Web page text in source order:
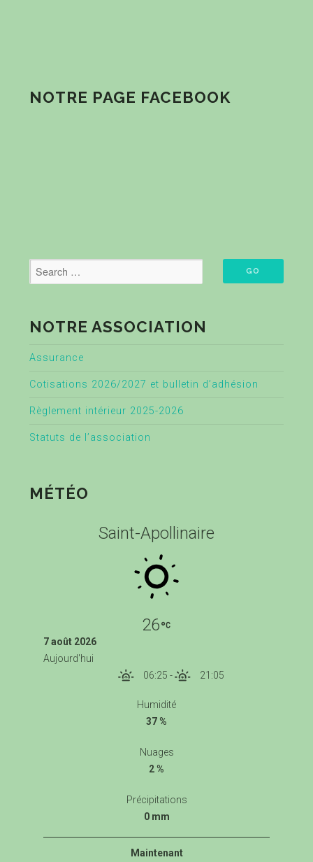
NOTRE PAGE FACEBOOK
NOTRE ASSOCIATION
Assurance
Cotisations 2026/2027 et bulletin d’adhésion
Règlement intérieur 2025-2026
Statuts de l’association
MÉTÉO
Saint-Apollinaire
26
7 août 2026
Aujourd'hui
06:25 - 21:05
Humidité
37 %
Nuages
2 %
Précipitations
0 mm
Maintenant